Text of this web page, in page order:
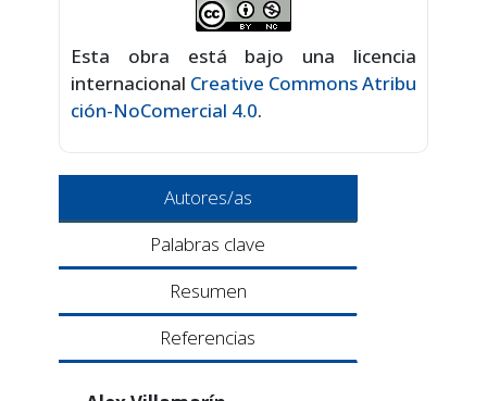
Esta obra está bajo una licencia
internacional Creative Commons Atribu
ción-NoComercial 4.0.
Autores/as
Palabras clave
Resumen
Referencias